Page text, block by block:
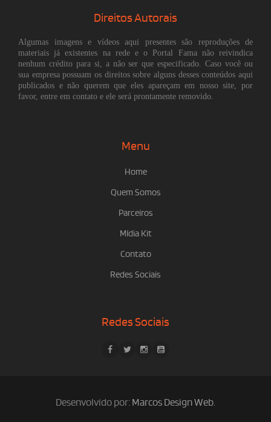
Direitos Autorais
Algumas imagens e vídeos aqui presentes são reproduções de
materiais já existentes na rede e o Portal Fama não reivindica
nenhum crédito para si, a não ser que especificado. Caso você ou
sua empresa possuam os direitos sobre alguns desses conteúdos aqui
publicados e não querem que eles apareçam em nosso site, por
favor, entre em contato e ele será prontamente removido.
Menu
Home
Quem Somos
Parceiros
Mídia Kit
Contato
Redes Sociais
Redes Sociais
Desenvolvido por: Marcos Design Web.